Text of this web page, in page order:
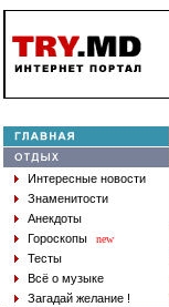
Интересные новости
Знаменитости
Анекдоты
Гороскопы
new
Тесты
Всё о музыке
Загадай желание !